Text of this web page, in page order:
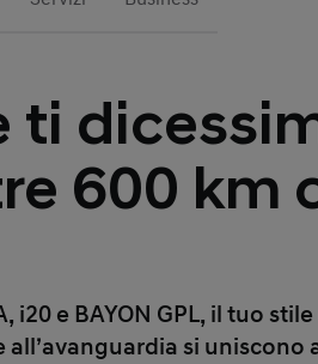
ti
600 km
i20 e BAYON GPL, il tuo
all’avanguardia si